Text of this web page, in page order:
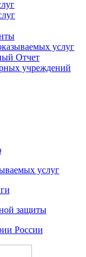
услуг
Отчет
учреждений